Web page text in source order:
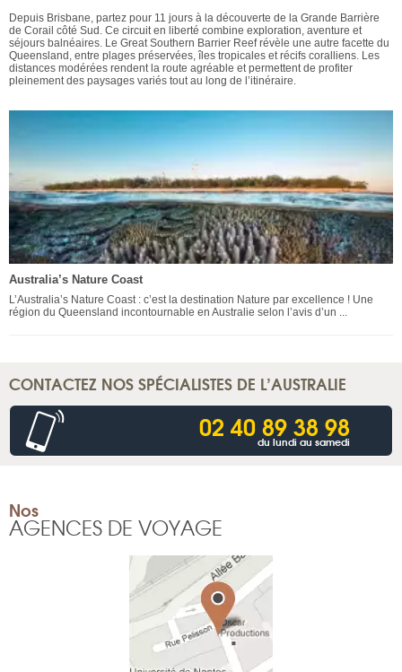
Depuis Brisbane, partez pour 11 jours à la découverte de la Grande Barrière
de Corail côté Sud. Ce circuit en liberté combine exploration, aventure et
séjours balnéaires. Le Great Southern Barrier Reef révèle une autre facette du
Queensland, entre plages préservées, îles tropicales et récifs coralliens. Les
distances modérées rendent la route agréable et permettent de profiter
pleinement des paysages variés tout au long de l’itinéraire.
Australia’s Nature Coast
L’Australia’s Nature Coast : c’est la destination Nature par excellence ! Une
région du Queensland incontournable en Australie selon l’avis d’un ...
CONTACTEZ NOS SPÉCIALISTES DE L’AUSTRALIE
02 40 89 38 98
du lundi au samedi
Nos
AGENCES DE VOYAGE